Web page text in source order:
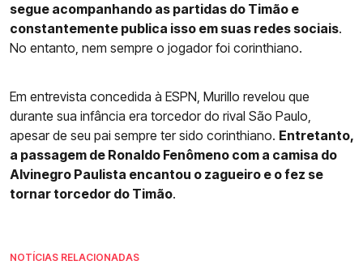
segue acompanhando as partidas do Timão e
constantemente publica isso em suas redes sociais.
No entanto, nem sempre o jogador foi corinthiano.
Em entrevista concedida à ESPN, Murillo revelou que
durante sua infância era torcedor do rival São Paulo,
apesar de seu pai sempre ter sido corinthiano. Entretanto,
a passagem de Ronaldo Fenômeno com a camisa do
Alvinegro Paulista encantou o zagueiro e o fez se
tornar torcedor do Timão.
NOTÍCIAS RELACIONADAS